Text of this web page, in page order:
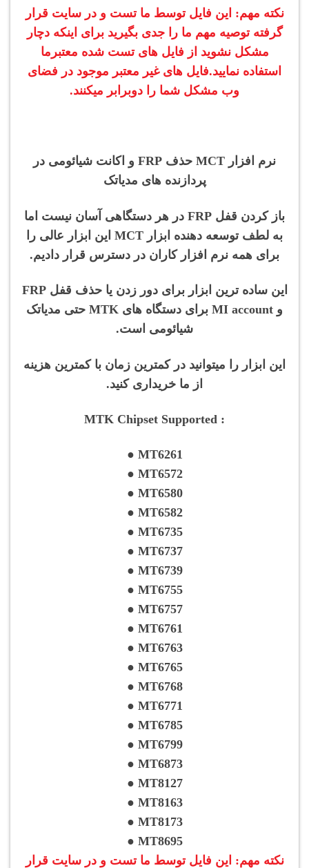
نکته مهم: این فایل توسط ما تست و در سایت قرار
گرفته توصیه مهم ما را جدی بگیرید برای اینکه دچار
مشکل نشوید از فایل های تست شده معتبرما
استفاده نمایید.فایل های غیر معتبر موجود در فضای
وب مشکل شما را دوبرابر میکنند.
نرم افزار MCT حذف FRP و اکانت شیائومی در
پردازنده های مدیاتک
باز کردن قفل FRP در هر دستگاهی آسان نیست اما
به لطف توسعه دهنده ابزار MCT این ابزار عالی را
برای همه نرم افزار کاران در دسترس قرار دادیم.
این ساده ترین ابزار برای دور زدن یا حذف قفل FRP
و MI account برای دستگاه های MTK حتی مدیاتک
شیائومی است.
این ابزار را میتوانید در کمترین زمان با کمترین هزینه
از ما خریداری کنید.
: MTK Chipset Supported
● MT6261
● MT6572
● MT6580
● MT6582
● MT6735
● MT6737
● MT6739
● MT6755
● MT6757
● MT6761
● MT6763
● MT6765
● MT6768
● MT6771
● MT6785
● MT6799
● MT6873
● MT8127
● MT8163
● MT8173
● MT8695
نکته مهم: این فایل توسط ما تست و در سایت قرار